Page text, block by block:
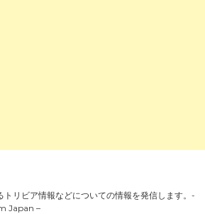
トリビア情報などについての情報を発信します。-
Japan –